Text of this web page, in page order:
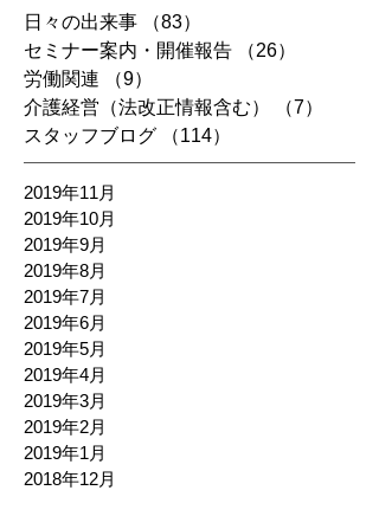
日々の出来事 （83）
セミナー案内・開催報告
（26）
労働関連
（9）
介護経営（法改正情報含む）
（7）
スタッフブログ
（114）
2019年11月
2019年10月
2019年9月
2019年8月
2019年7月
2019年6月
2019年5月
2019年4月
2019年3月
2019年2月
2019年1月
2018年12月